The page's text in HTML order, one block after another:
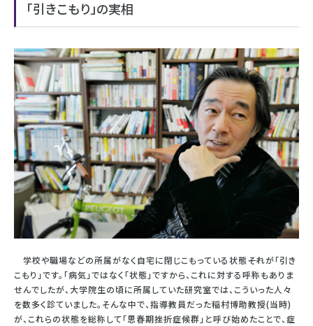
「引きこもり」の実相
学校や職場などの所属がなく自宅に閉じこもっている状態――それが「引き
こもり」です。「病気」ではなく「状態」ですから、これに対する呼称もありま
せんでしたが、大学院生の頃に所属していた研究室では、こういった人々
を数多く診ていました。そんな中で、指導教員だった稲村博助教授(当時)
が、これらの状態を総称して「思春期挫折症候群」と呼び始めたことで、症